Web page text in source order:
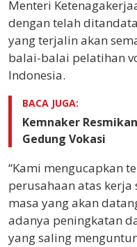
Menteri
dengan telah
yang terjalin akan
balai-balai pelatihan
Indonesia.
BACA JUGA:
Kemnaker
Gedung Vokasi
“Kami mengucapkan
perusahaan atas kerja
masa yang akan
adanya peningkatan
yang saling